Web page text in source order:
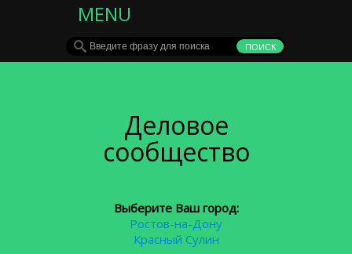
MENU
Деловое
сообщество
Выберите Ваш город:
Ростов-на-Дону
Красный Сулин